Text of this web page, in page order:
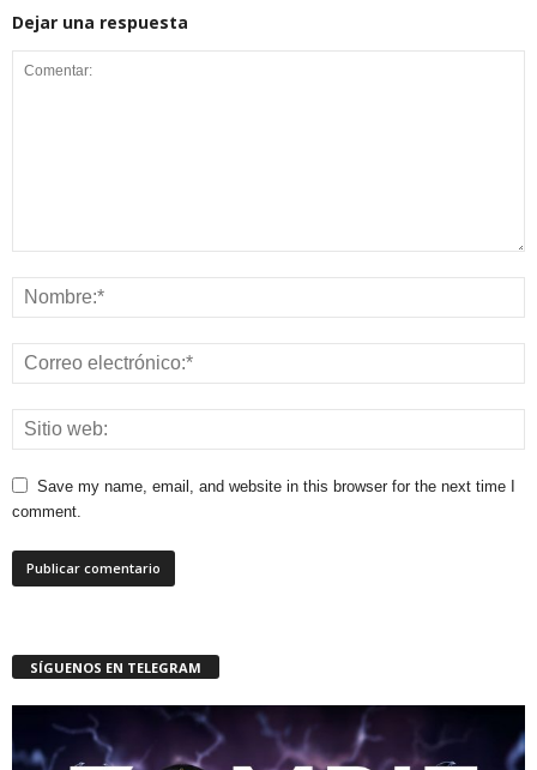
Dejar una respuesta
Save my name, email, and website in this browser for the next time I
comment.
SÍGUENOS EN TELEGRAM